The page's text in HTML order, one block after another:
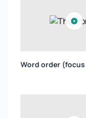
Word order